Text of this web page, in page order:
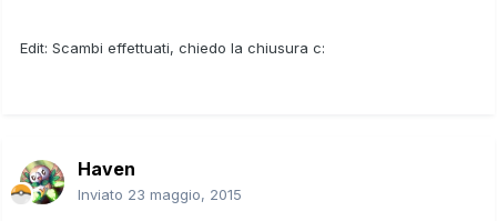
Edit: Scambi effettuati, chiedo la chiusura c:
Haven
Inviato 23 maggio, 2015